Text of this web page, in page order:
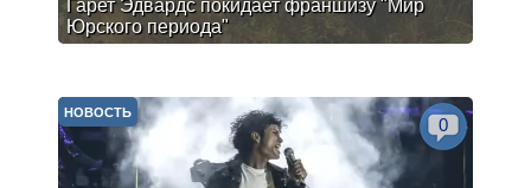
Гарет Эдвардс покидает франшизу "Мир
Юрского периода"
НОВОСТЬ
0